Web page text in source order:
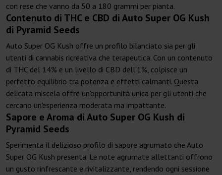
con rese che vanno da 50 a 180 grammi per pianta.
Contenuto di THC e CBD di Auto Super OG Kush
di Pyramid Seeds
Auto Super OG Kush offre un profilo bilanciato sia per gli
utenti di cannabis ricreativa che terapeutica. Con un contenuto
di THC del 14% e un livello di CBD dell'1%, colpisce un
perfetto equilibrio tra potenza e effetti calmanti. Questa
delicata miscela offre un'opportunità unica per gli utenti che
cercano un'esperienza moderata ma impattante.
Sapore e Aroma di Auto Super OG Kush di
Pyramid Seeds
Sperimenta il delizioso profilo di sapore agrumato che Auto
Super OG Kush presenta. Le note agrumate allettanti offrono
un gusto rinfrescante e rivitalizzante, rendendo ogni sessione